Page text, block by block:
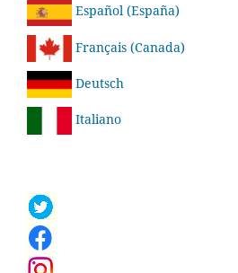
Español (España)
Français (Canada)
Deutsch
Italiano